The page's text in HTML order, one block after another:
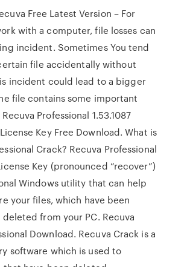
Free Latest Version – For
with a computer, file losses can
incident. Sometimes You tend
file accidentally without
incident could lead to a bigger
file contains some important
Professional 1.53.1087
Key Free Download. What is
Crack? Recuva Professional
Key (pronounced “recover”)
Windows utility that can help
your files, which have been
from your PC. Recuva
Download. Recuva Crack is a
software which is used to